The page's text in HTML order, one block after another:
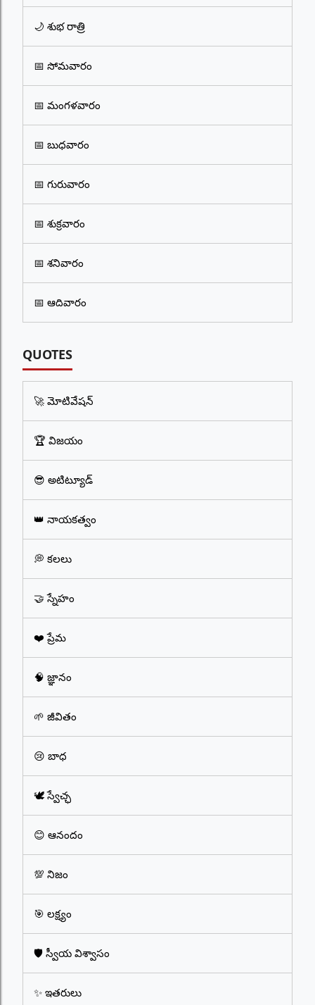
🌙 శుభ రాత్రి
📅 సోమవారం
📅 మంగళవారం
📅 బుధవారం
📅 గురువారం
📅 శుక్రవారం
📅 శనివారం
📅 ఆదివారం
QUOTES
🚀 మోటివేషన్
🏆 విజయం
😎 అటిట్యూడ్
👑 నాయకత్వం
💭 కలలు
🤝 స్నేహం
❤️ ప్రేమ
🧠 జ్ఞానం
🌱 జీవితం
😢 బాధ
🕊️ స్వేచ్ఛ
😊 ఆనందం
💯 నిజం
🎯 లక్ష్యం
🛡️ స్వీయ విశ్వాసం
✨ ఇతరులు